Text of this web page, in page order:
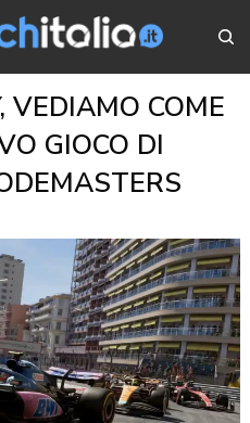
VEDIAMO COME
GIOCO DI